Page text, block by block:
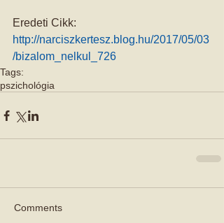
Eredeti Cikk:
http://narciszkertesz.blog.hu/2017/05/03
/bizalom_nelkul_726
Tags:
pszichológia
Comments